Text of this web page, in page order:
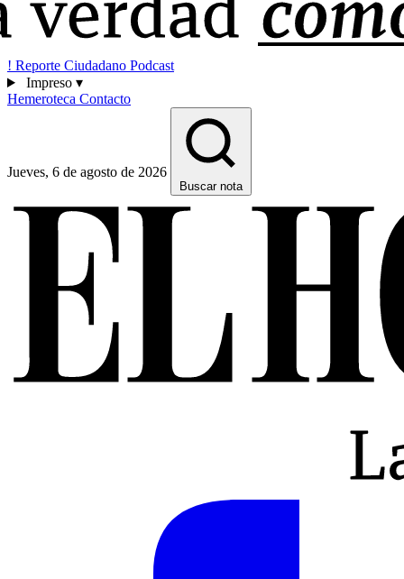
! Reporte Ciudadano Podcast
Impreso ▾
Hemeroteca Contacto
Jueves, 6 de agosto de 2026
Buscar nota